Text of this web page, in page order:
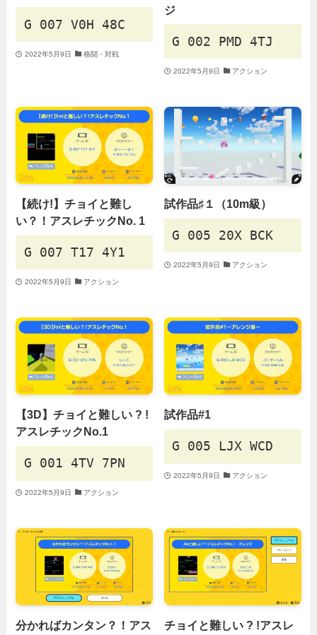
G 007 V0H 48C
2022年5月9日 格闘・対戦
ジ
G 002 PMD 4TJ
2022年5月9日 アクション
【続け!】チョイと難し
い？！アスレチックNo. 1
G 007 T17 4Y1
2022年5月9日 アクション
試作品♯１（10m級）
G 005 20X BCK
2022年5月9日 アクション
【3D】チョイと難しい ? !
アスレチックNo.1
G 001 4TV 7PN
2022年5月9日 アクション
試作品#1
G 005 LJX WCD
2022年5月9日 アクション
分かればカンタン？！アス
チョイと難しい ? !アスレ